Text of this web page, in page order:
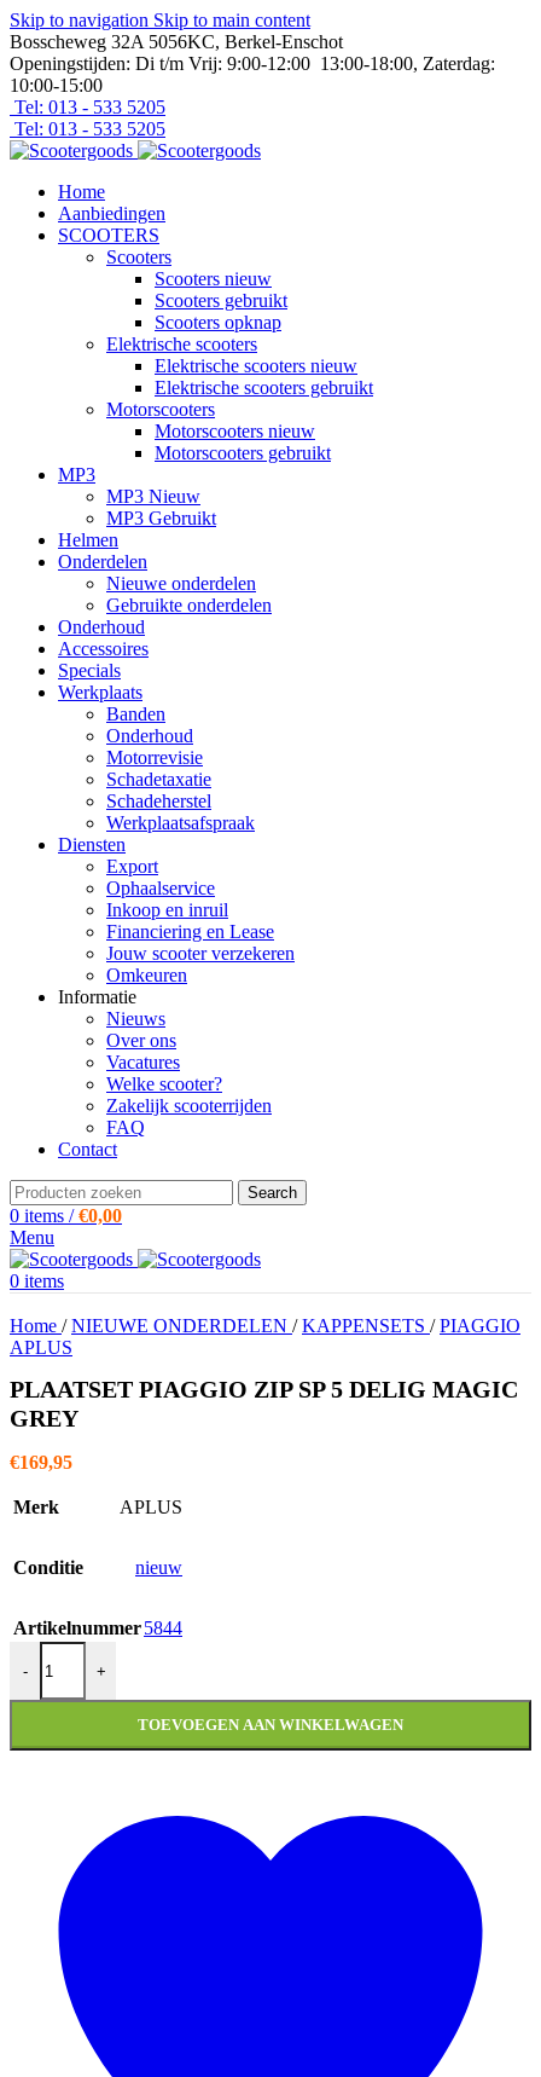
Skip to navigation Skip to main content
Bosscheweg 32A 5056KC, Berkel-Enschot
Openingstijden: Di t/m Vrij: 9:00-12:00 13:00-18:00, Zaterdag:
10:00-15:00
Tel: 013 - 533 5205
Tel: 013 - 533 5205
Home
Aanbiedingen
SCOOTERS
Scooters
Scooters nieuw
Scooters gebruikt
Scooters opknap
Elektrische scooters
Elektrische scooters nieuw
Elektrische scooters gebruikt
Motorscooters
Motorscooters nieuw
Motorscooters gebruikt
MP3
MP3 Nieuw
MP3 Gebruikt
Helmen
Onderdelen
Nieuwe onderdelen
Gebruikte onderdelen
Onderhoud
Accessoires
Specials
Werkplaats
Banden
Onderhoud
Motorrevisie
Schadetaxatie
Schadeherstel
Werkplaatsafspraak
Diensten
Export
Ophaalservice
Inkoop en inruil
Financiering en Lease
Jouw scooter verzekeren
Omkeuren
Informatie
Nieuws
Over ons
Vacatures
Welke scooter?
Zakelijk scooterrijden
FAQ
Contact
Search
0 items / €0,00
Menu
0 items
Home / NIEUWE ONDERDELEN / KAPPENSETS / PIAGGIO
APLUS
PLAATSET PIAGGIO ZIP SP 5 DELIG MAGIC
GREY
€169,95
Merk APLUS
Conditie nieuw
Artikelnummer5844
-
PLAATSET PIAGGIO ZIP SP 5 DELIG MAGIC GREY aantal
+
TOEVOEGEN AAN WINKELWAGEN